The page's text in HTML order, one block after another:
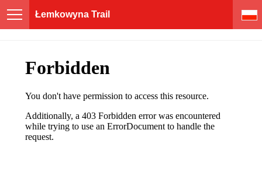
Łemkowyna Trail